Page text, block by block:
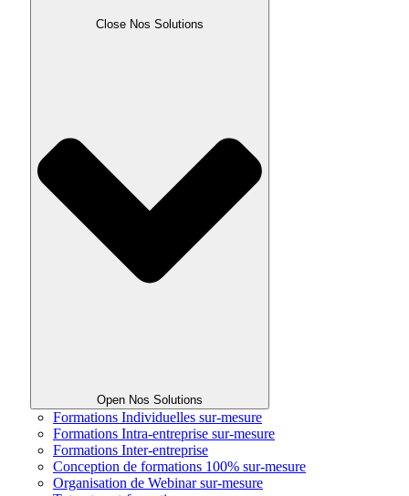
Close Nos Solutions
Open Nos Solutions
Formations Individuelles sur-mesure
Formations Intra-entreprise sur-mesure
Formations Inter-entreprise
Conception de formations 100% sur-mesure
Organisation de Webinar sur-mesure